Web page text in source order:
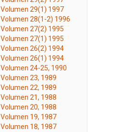
Volumen 29(1) 1997
Volumen 28(1-2) 1996
Volumen 27(2) 1995
Volumen 27(1) 1995
Volumen 26(2) 1994
Volumen 26(1) 1994
Volumen 24-25, 1990
Volumen 23, 1989
Volumen 22, 1989
Volumen 21, 1988
Volumen 20, 1988
Volumen 19, 1987
Volumen 18, 1987